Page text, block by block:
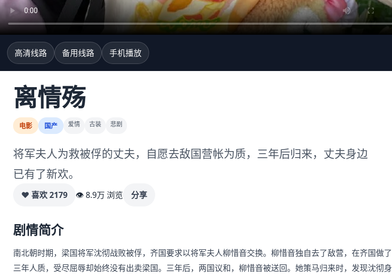
高清线路 备用线路 手机播放
离情殇
电影 国产 爱情 古装 悲剧
将军夫人为救被俘的丈夫，自愿去敌国营帐为质，三年后归来，丈夫身边
已有了新欢。
♥ 喜欢2179 👁 8.9万 浏览 分享
剧情简介
南北朝时期，梁国将军沈彻战败被俘，齐国要求以将军夫人柳惜音交换。柳惜音独自去了敌营，在齐国做了
三年人质，受尽屈辱却始终没有出卖梁国。三年后，两国议和，柳惜音被送回。她策马归来时，发现沈彻身